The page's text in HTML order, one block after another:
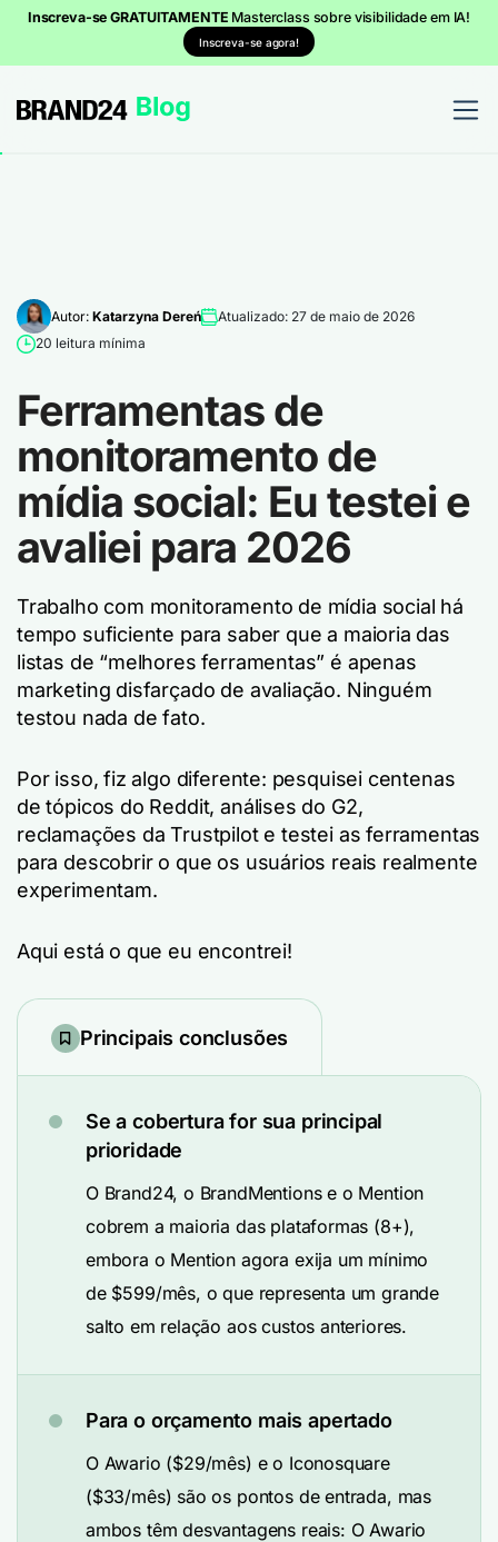
Inscreva-se GRATUITAMENTE Masterclass sobre visibilidade em IA!
Inscreva-se agora!
Autor: Katarzyna Dereń
Atualizado: 27 de maio de 2026
20 leitura mínima
Ferramentas de
monitoramento de
mídia social: Eu testei e
avaliei para 2026
Trabalho com monitoramento de mídia social há
tempo suficiente para saber que a maioria das
listas de “melhores ferramentas” é apenas
marketing disfarçado de avaliação. Ninguém
testou nada de fato.
Por isso, fiz algo diferente: pesquisei centenas
de tópicos do Reddit, análises do G2,
reclamações da Trustpilot e testei as ferramentas
para descobrir o que os usuários reais realmente
experimentam.
Aqui está o que eu encontrei!
Principais conclusões
Se a cobertura for sua principal
prioridade
O Brand24, o BrandMentions e o Mention
cobrem a maioria das plataformas (8+),
embora o Mention agora exija um mínimo
de $599/mês, o que representa um grande
salto em relação aos custos anteriores.
Para o orçamento mais apertado
O Awario ($29/mês) e o Iconosquare
($33/mês) são os pontos de entrada, mas
ambos têm desvantagens reais: O Awario